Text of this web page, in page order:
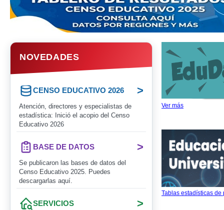
NOVEDADES
CENSO EDUCATIVO 2026 >
Atención, directores y especialistas de
estadística: Inició el acopio del Censo
Educativo 2026
BASE DE DATOS >
Se publicaron las bases de datos del
Censo Educativo 2025. Puedes
descargarlas aquí.
SERVICIOS >
Ver más
Tablas estadísticas